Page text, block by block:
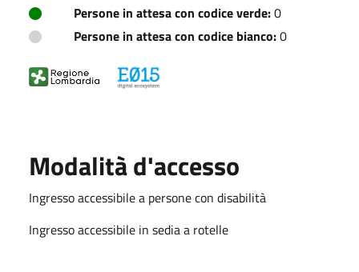
Persone in attesa con codice verde:0
Persone in attesa con codice bianco:0
Modalità d'accesso
Ingresso accessibile a persone con disabilità
Ingresso accessibile in sedia a rotelle